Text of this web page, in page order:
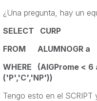
¿Una pregunta, hay un
SELECT CURP
FROM ALUMNOGR a
WHERE (AlGProme < 6
('P','C','NP'))
Tengo esto en el